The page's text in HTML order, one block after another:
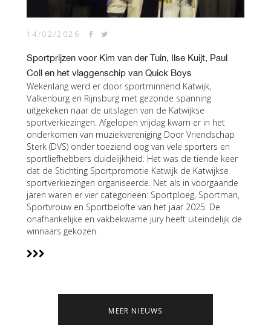
14/02/2026
Sportprijzen voor Kim van der Tuin, Ilse Kuijt, Paul
Coll en het vlaggenschip van Quick Boys
Wekenlang werd er door sportminnend Katwijk,
Valkenburg en Rijnsburg met gezonde spanning
uitgekeken naar de uitslagen van de Katwijkse
sportverkiezingen. Afgelopen vrijdag kwam er in het
onderkomen van muziekvereniging Door Vriendschap
Sterk (DVS) onder toeziend oog van vele sporters en
sportliefhebbers duidelijkheid. Het was de tiende keer
dat de Stichting Sportpromotie Katwijk de Katwijkse
sportverkiezingen organiseerde. Net als in voorgaande
jaren waren er vier categorieën: Sportploeg, Sportman,
Sportvrouw en Sportbelofte van het jaar 2025. De
onafhankelijke en vakbekwame jury heeft uiteindelijk de
winnaars gekozen.
MEER NIEUWS